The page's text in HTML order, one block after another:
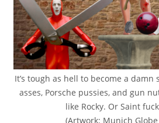
It’s tough as hell to become a
asses, Porsche pussies, and gun
like Rocky. Or Saint
(Artwork: Munich